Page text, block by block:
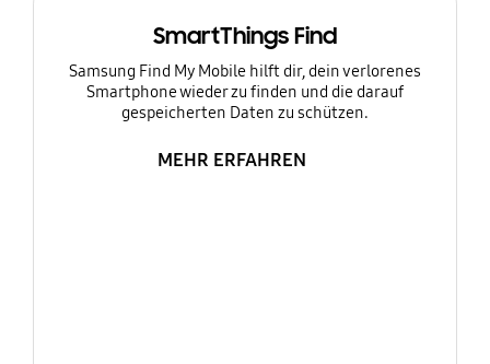
SmartThings Find
Samsung Find My Mobile hilft dir, dein verlorenes
Smartphone wieder zu finden und die darauf
gespeicherten Daten zu schützen.
MEHR ERFAHREN